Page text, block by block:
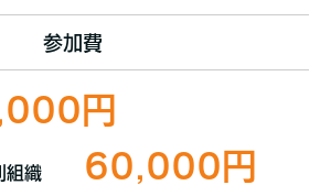
参加費
円
組織 60,000円